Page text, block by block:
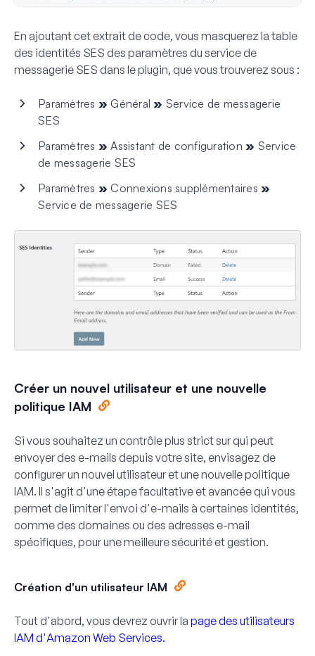
En ajoutant cet extrait de code, vous masquerez la table
des identités SES des paramètres du service de
messagerie SES dans le plugin, que vous trouverez sous :
Paramètres » Général » Service de messagerie
SES
Paramètres » Assistant de configuration » Service
de messagerie SES
Paramètres » Connexions supplémentaires »
Service de messagerie SES
Créer un nouvel utilisateur et une nouvelle
politique IAM
Si vous souhaitez un contrôle plus strict sur qui peut
envoyer des e-mails depuis votre site, envisagez de
configurer un nouvel utilisateur et une nouvelle politique
IAM. Il s'agit d'une étape facultative et avancée qui vous
permet de limiter l'envoi d'e-mails à certaines identités,
comme des domaines ou des adresses e-mail
spécifiques, pour une meilleure sécurité et gestion.
Création d'un utilisateur IAM
Tout d'abord, vous devrez ouvrir la page des utilisateurs
IAM d'Amazon Web Services.